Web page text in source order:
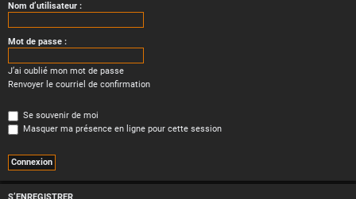
Nom d’utilisateur :
Mot de passe :
J’ai oublié mon mot de passe
Renvoyer le courriel de confirmation
Se souvenir de moi
Masquer ma présence en ligne pour cette session